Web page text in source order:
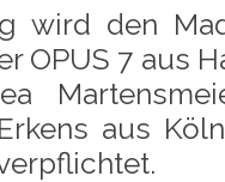
wird den
OPUS 7 aus
aus